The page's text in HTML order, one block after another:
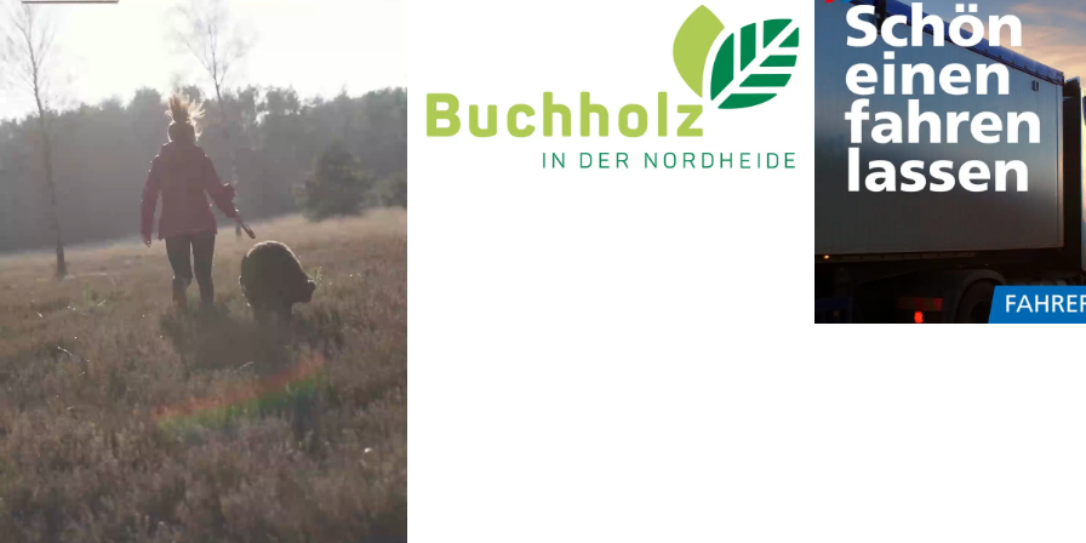
Corporate Design
Publishing
Direktmarketing
Markenentwicklung
Onlinemarketing
Social Media Verpackungs Design Webdesign
Onlinemarketing Print Social